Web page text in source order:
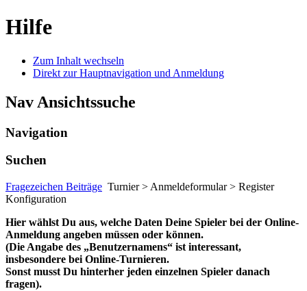
Hilfe
Zum Inhalt wechseln
Direkt zur Hauptnavigation und Anmeldung
Nav Ansichtssuche
Navigation
Suchen
Fragezeichen Beiträge Turnier > Anmeldeformular > Register
Konfiguration
Hier wählst Du aus, welche Daten Deine Spieler bei der Online-
Anmeldung angeben müssen oder können.
(Die Angabe des „Benutzernamens“ ist interessant,
insbesondere bei Online-Turnieren.
Sonst musst Du hinterher jeden einzelnen Spieler danach
fragen).